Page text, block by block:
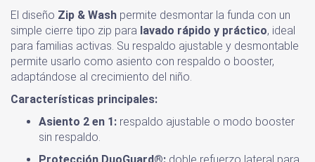
El diseño Zip & Wash permite desmontar la funda con un
simple cierre tipo zip para lavado rápido y práctico, ideal
para familias activas. Su respaldo ajustable y desmontable
permite usarlo como asiento con respaldo o booster,
adaptándose al crecimiento del niño.
Características principales:
Asiento 2 en 1: respaldo ajustable o modo booster
sin respaldo.